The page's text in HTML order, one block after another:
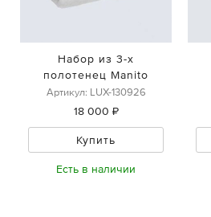
Набор из 3-х
полотенец Manito
Артикул: LUX-130926
18 000 ₽
Купить
Есть в наличии